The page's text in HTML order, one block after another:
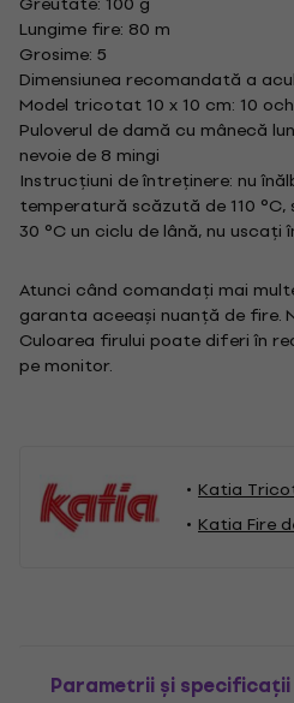
Lungime fire: 80 m
Grosime: 5
Dimensiunea recomandată a
Model tricotat 10 x 10 cm: 10
Puloverul de damă cu mânecă
nevoie de 8 mingi
Instrucțiuni de întreținere: nu
temperatură scăzută de 110
30 °C un ciclu de lână, nu uscați
Atunci când comandați mai
garanta aceeași nuanță de fire.
Culoarea firului poate diferi în
pe monitor.
Katia
Katia Fire
Parametrii și specificații